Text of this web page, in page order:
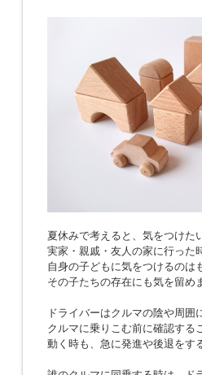
夏休みで考えると、気をつけた
実家・親戚・友人の家に行った
自身の子どもに気をつけるのは
その子たちの存在にも気を留め
ドライバーはクルマの陰や周囲
クルマに乗りこむ前に確認する
動く時も、急に発進や後退をす